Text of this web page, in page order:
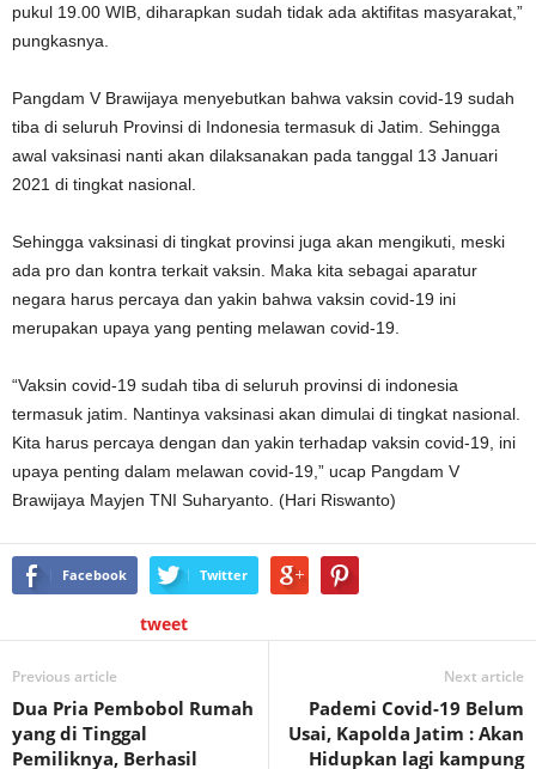
pukul 19.00 WIB, diharapkan sudah tidak ada aktifitas masyarakat,”
pungkasnya.
Pangdam V Brawijaya menyebutkan bahwa vaksin covid-19 sudah
tiba di seluruh Provinsi di Indonesia termasuk di Jatim. Sehingga
awal vaksinasi nanti akan dilaksanakan pada tanggal 13 Januari
2021 di tingkat nasional.
Sehingga vaksinasi di tingkat provinsi juga akan mengikuti, meski
ada pro dan kontra terkait vaksin. Maka kita sebagai aparatur
negara harus percaya dan yakin bahwa vaksin covid-19 ini
merupakan upaya yang penting melawan covid-19.
“Vaksin covid-19 sudah tiba di seluruh provinsi di indonesia
termasuk jatim. Nantinya vaksinasi akan dimulai di tingkat nasional.
Kita harus percaya dengan dan yakin terhadap vaksin covid-19, ini
upaya penting dalam melawan covid-19,” ucap Pangdam V
Brawijaya Mayjen TNI Suharyanto. (Hari Riswanto)
Facebook Twitter
tweet
Previous article
Dua Pria Pembobol Rumah
yang di Tinggal
Pemiliknya, Berhasil
Next article
Pademi Covid-19 Belum
Usai, Kapolda Jatim : Akan
Hidupkan lagi kampung